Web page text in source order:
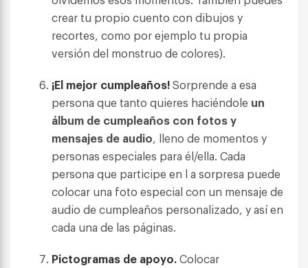
crear tu propio cuento con dibujos y
recortes, como por ejemplo tu propia
versión del monstruo de colores).
¡El mejor cumpleaños!Sorprende a esa
persona que tanto quieres haciéndole un
álbum de cumpleaños con fotos y
mensajes de audio, lleno de momentos y
personas especiales para él/ella. Cada
persona que participe en l a sorpresa puede
colocar una foto especial con un mensaje de
audio de cumpleaños personalizado, y así en
cada una de las páginas.
Pictogramas de apoyo.Colocar